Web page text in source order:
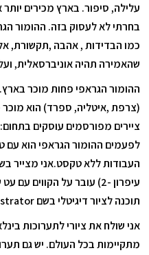
עלילה, סיפור. בארץ מכירים
בחרתי לא לעסוק בזה. ההומור
כמו הבדידות , אהבה ,תקשורת,
שהאמירה תהיה אוניברסאלית,
ההומור הגראפי פחות מוכר
(צרפת ,איטליה, ספרד) הוא
ציירים מפורסמים עוסקים בתחום:
לפעמים ההומור הגראפי הוא עם
תוכנה לציור דיגיטלי בשם
מתקיימות בכל העולם. יש גם